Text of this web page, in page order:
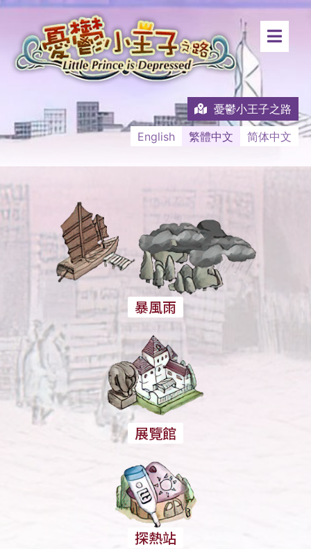
憂鬱小王子之路
English
繁體中文 简体中文
暴風雨
展覽館
探熱站